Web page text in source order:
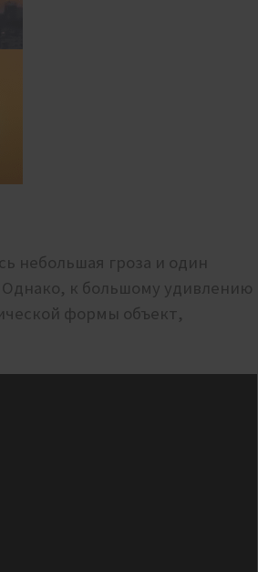
небольшая гроза и один
к большому удивлению
формы объект,